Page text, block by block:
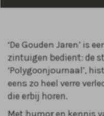
‘De Gouden Jaren’ is
zintuigen bedient: de
‘Polygoonjournaal’,
eens zo heel verre
die erbij horen.